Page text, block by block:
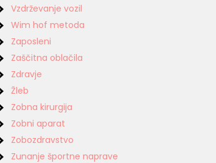
Vzdrževanje vozil
Wim hof metoda
Zaposleni
Zaščitna oblačila
Zdravje
Žleb
Zobna kirurgija
Zobni aparat
Zobozdravstvo
Zunanje športne naprave